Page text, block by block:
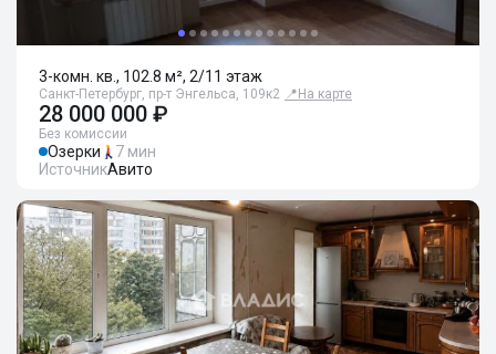
3-комн. кв., 102.8 м², 2/11 этаж
Санкт-Петербург, пр-т Энгельса, 109к2 📍 На карте
28 000 000 ₽
Без комиссии
Озерки
7 мин
ИсточникАвито